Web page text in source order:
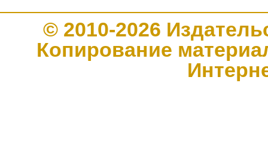
© 2010-2026
Копирование